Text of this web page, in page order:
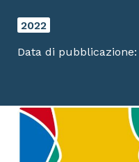
2022
Data di pubblicazione: